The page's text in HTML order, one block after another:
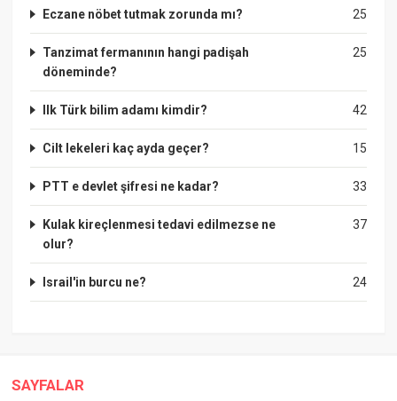
25
Eczane nöbet tutmak zorunda mı?
25
Tanzimat fermanının hangi padişah
döneminde?
42
Ilk Türk bilim adamı kimdir?
15
Cilt lekeleri kaç ayda geçer?
33
PTT e devlet şifresi ne kadar?
37
Kulak kireçlenmesi tedavi edilmezse ne
olur?
24
Israil'in burcu ne?
SAYFALAR